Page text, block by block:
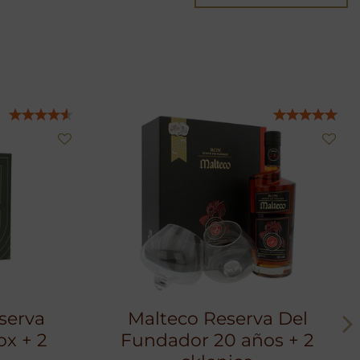
+ 2
Malteco Reserva Del
Fundador 20 años + 2